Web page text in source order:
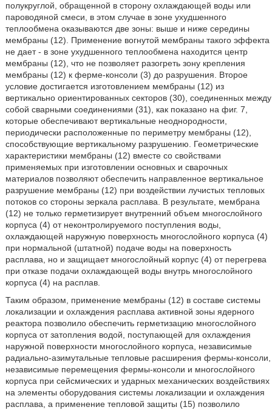
полукруглой, обращенной в сторону охлаждающей воды или
пароводяной смеси, в этом случае в зоне ухудшенного
теплообмена оказываются две зоны: выше и ниже середины
мембраны (12). Применение вогнутой мембраны такого эффекта
не дает - в зоне ухудшенного теплообмена находится центр
мембраны (12), что не позволяет разогреть зону крепления
мембраны (12) к ферме-консоли (3) до разрушения. Второе
условие достигается изготовлением мембраны (12) из
вертикально ориентированных секторов (30), соединенных между
собой сварными соединениями (31), как показано на фиг. 7,
которые обеспечивают вертикальные неоднородности,
периодически расположенные по периметру мембраны (12),
способствующие вертикальному разрушению. Геометрические
характеристики мембраны (12) вместе со свойствами
применяемых при изготовлении основных и сварочных
материалов позволяют обеспечить направленное вертикальное
разрушение мембраны (12) при воздействии лучистых тепловых
потоков со стороны зеркала расплава. В результате, мембрана
(12) не только герметизирует внутренний объем многослойного
корпуса (4) от неконтролируемого поступления воды,
охлаждающей наружную поверхность многослойного корпуса (4)
при нормальной (штатной) подаче воды на поверхность
расплава, но и защищает многослойный корпус (4) от перегрева
при отказе подачи охлаждающей воды внутрь многослойного
корпуса (4) на расплав.
Таким образом, применение мембраны (12) в составе системы
локализации и охлаждения расплава активной зоны ядерного
реактора позволило обеспечить герметизацию многослойного
корпуса от затопления водой, поступающей для охлаждения
наружной поверхности многослойного корпуса, независимые
радиально-азимутальные тепловые расширения фермы-консоли,
независимые перемещения фермы-консоли и многослойного
корпуса при сейсмических и ударных механических воздействиях
на элементы оборудования системы локализации и охлаждения
расплава, а применение тепловой защиты (15) позволило